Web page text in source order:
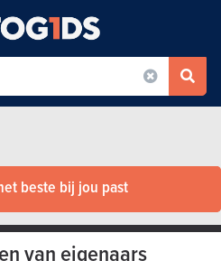
beste bij jou past
van eigenaars